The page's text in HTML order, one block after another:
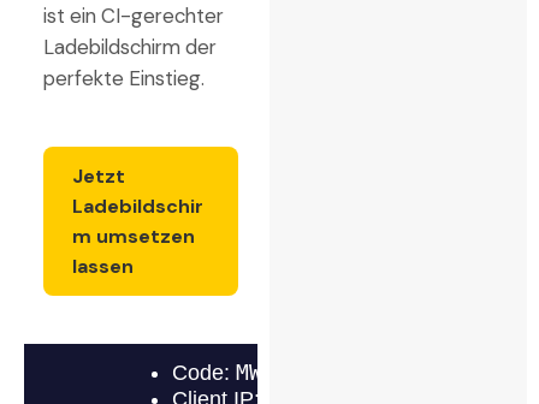
ist ein CI-gerechter
Ladebildschirm der
perfekte Einstieg.
Jetzt
Ladebildschir
m umsetzen
lassen